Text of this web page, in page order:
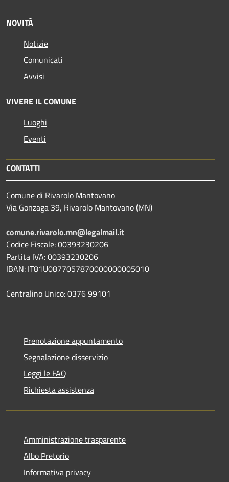
NOVITÀ
Notizie
Comunicati
Avvisi
VIVERE IL COMUNE
Luoghi
Eventi
CONTATTI
Comune di Rivarolo Mantovano
Via Gonzaga 39, Rivarolo Mantovano (MN)
comune.rivarolo.mn@legalmail.it
Codice Fiscale: 00393230206
Partita IVA: 00393230206
IBAN: IT81U0877057870000000005010
Centralino Unico: 0376 99101
Prenotazione appuntamento
Segnalazione disservizio
Leggi le FAQ
Richiesta assistenza
Amministrazione trasparente
Albo Pretorio
Informativa privacy